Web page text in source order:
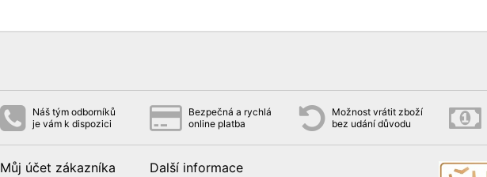
Náš tým odborníků
je vám k dispozici
Bezpečná a rychlá
online platba
Možnost vrátit zboží
bez udání důvodu
Můj účet zákazníka Další informace